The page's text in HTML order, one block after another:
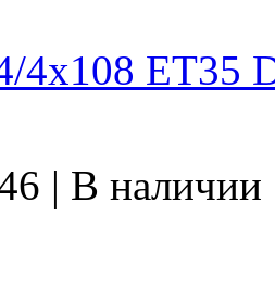
4x108 ET35
| В наличии